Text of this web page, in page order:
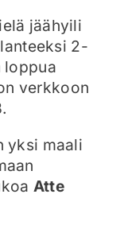
jäähyili
2-
loppua
verkkoon
yksi maali
Atte